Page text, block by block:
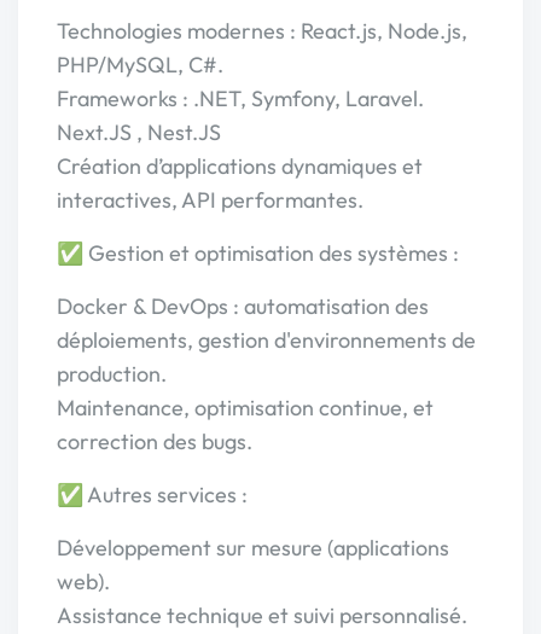
Technologies modernes : React.js, Node.js,
PHP/MySQL, C#.
Frameworks : .NET, Symfony, Laravel.
Next.JS , Nest.JS
Création d’applications dynamiques et
interactives, API performantes.
✅ Gestion et optimisation des systèmes :
Docker & DevOps : automatisation des
déploiements, gestion d'environnements de
production.
Maintenance, optimisation continue, et
correction des bugs.
✅ Autres services :
Développement sur mesure (applications
web).
Assistance technique et suivi personnalisé.